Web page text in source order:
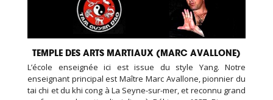
TEMPLE DES ARTS MARTIAUX (MARC AVALLONE)
L’école enseignée ici est issue du style Yang. Notre
enseignant principal est Maître Marc Avallone, pionnier du
tai chi et du khi cong à La Seyne-sur-mer, et reconnu grand